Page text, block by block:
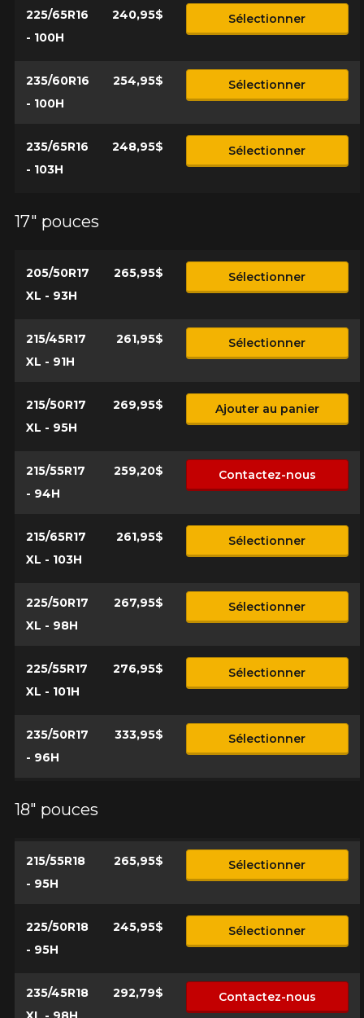
225/65R16
- 100H
240,95$ Sélectionner
235/60R16
- 100H
254,95$ Sélectionner
235/65R16
- 103H
248,95$ Sélectionner
17" pouces
205/50R17
XL - 93H
265,95$ Sélectionner
215/45R17
XL - 91H
261,95$ Sélectionner
215/50R17
XL - 95H
269,95$ Ajouter au panier
215/55R17
- 94H
259,20$ Contactez-nous
215/65R17
XL - 103H
261,95$ Sélectionner
225/50R17
XL - 98H
267,95$ Sélectionner
225/55R17
XL - 101H
276,95$ Sélectionner
235/50R17
- 96H
333,95$ Sélectionner
18" pouces
215/55R18
- 95H
265,95$ Sélectionner
225/50R18
- 95H
245,95$ Sélectionner
235/45R18
292,79$ Contactez-nous